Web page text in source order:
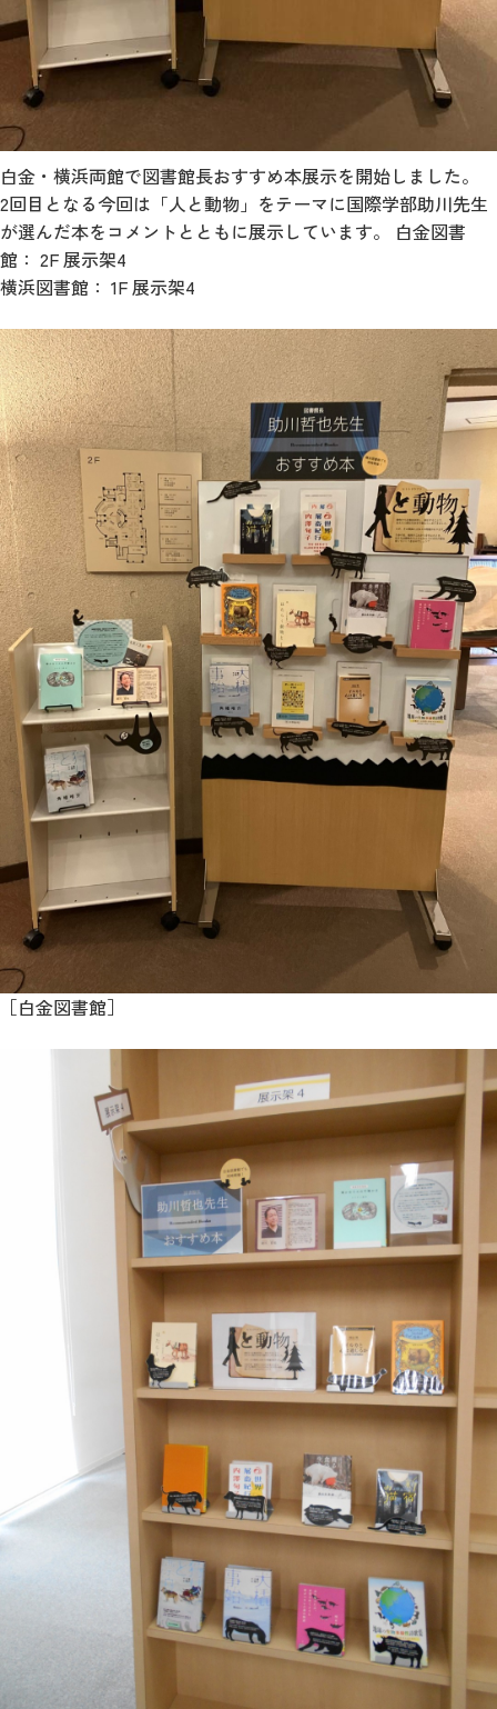
白金・横浜両館で図書館長おすすめ本展示を開始しました。
2回目となる今回は「人と動物」をテーマに国際学部助川先生
が選んだ本をコメントとともに展示しています。 白金図書
館： 2F 展示架4
横浜図書館： 1F 展示架4
［白金図書館］